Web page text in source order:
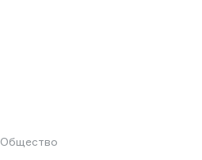
Общество